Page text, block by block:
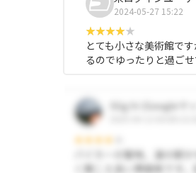
2024-05-27 15:22
とても小さな美術館で
るのでゆったりと過ご